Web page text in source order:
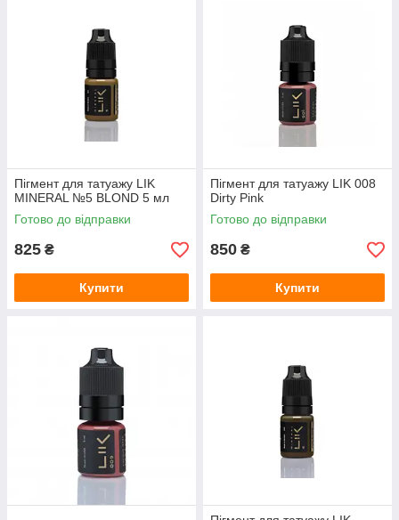
Пігмент для татуажу LIK
MINERAL №5 BLOND 5 мл
Готово до відправки
825 ₴
Купити
Пігмент для татуажу LIK 008
Dirty Pink
Готово до відправки
850 ₴
Купити